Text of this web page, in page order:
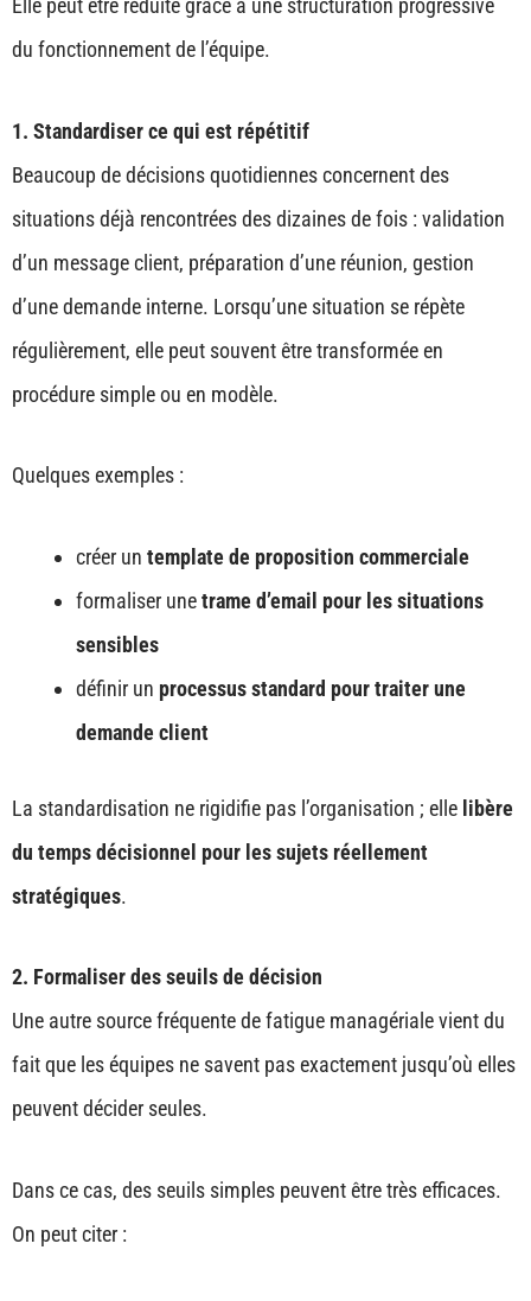
Elle peut être réduite grâce à une structuration progressive
du fonctionnement de l’équipe.
1. Standardiser ce qui est répétitif
Beaucoup de décisions quotidiennes concernent des
situations déjà rencontrées des dizaines de fois : validation
d’un message client, préparation d’une réunion, gestion
d’une demande interne. Lorsqu’une situation se répète
régulièrement, elle peut souvent être transformée en
procédure simple ou en modèle.
Quelques exemples :
créer un template de proposition commerciale
formaliser unetrame d’email pour les situations
sensibles
définir un processus standard pour traiter une
demande client
La standardisation ne rigidifie pas l’organisation ; elle libère
du temps décisionnel pour les sujets réellement
stratégiques.
2. Formaliser des seuils de décision
Une autre source fréquente de fatigue managériale vient du
fait que les équipes ne savent pas exactement jusqu’où elles
peuvent décider seules.
Dans ce cas, des seuils simples peuvent être très efficaces.
On peut citer :